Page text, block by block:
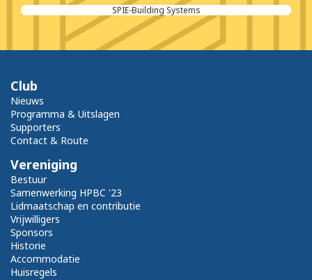
SPIE-Building Systems
Club
Nieuws
Programma & Uitslagen
Supporters
Contact & Route
Vereniging
Bestuur
Samenwerking HPBC '23
Lidmaatschap en contributie
Vrijwilligers
Sponsors
Historie
Accommodatie
Huisregels